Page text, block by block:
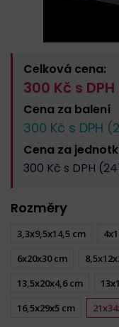
Celková cena:
300 Kč s DPH
Cena za balení
300 Kč s DPH (
Cena za
300 Kč s DPH (
Rozměry
3,3x9,5x14,5 cm
6x20x30 cm
13,5x20x4,6 cm
16,5x29x5 cm